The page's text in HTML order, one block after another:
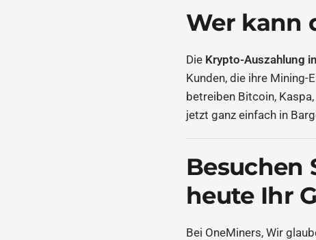
Wer kann
Die Krypto-Auszahlung
Kunden, die ihre Mining-
betreiben Bitcoin,
jetzt ganz einfach in
Besuchen
heute Ihr
Bei OneMiners, Wir